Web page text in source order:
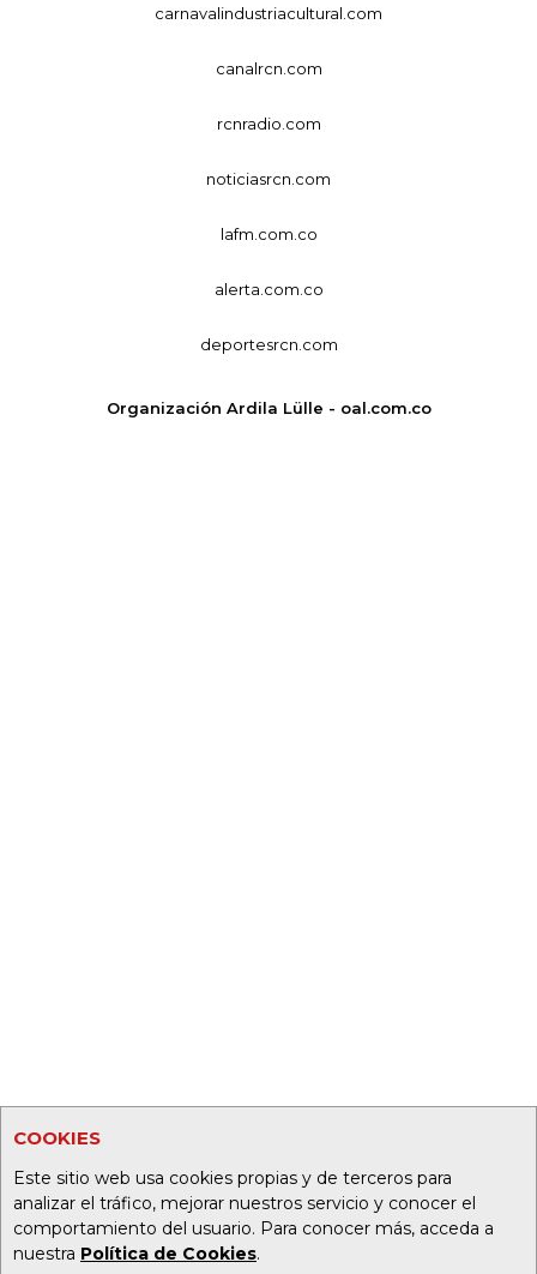
COOKIES
Este sitio web usa cookies propias y de terceros para
analizar el tráfico, mejorar nuestros servicio y conocer el
comportamiento del usuario. Para conocer más, acceda a
nuestra Política de Cookies.
carnavalindustriacultural.com
canalrcn.com
rcnradio.com
noticiasrcn.com
lafm.com.co
alerta.com.co
deportesrcn.com
Organización Ardila Lülle - oal.com.co